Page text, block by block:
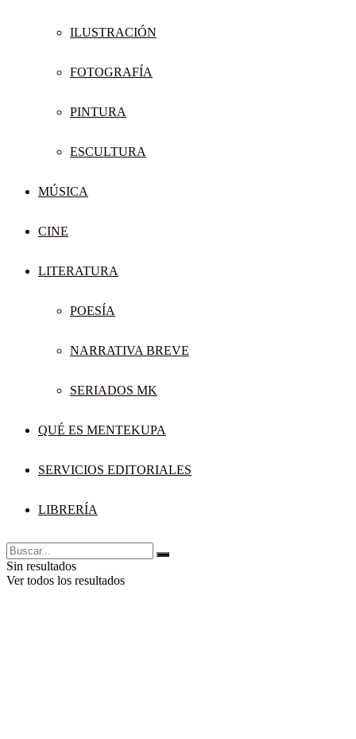
ILUSTRACIÓN
FOTOGRAFÍA
PINTURA
ESCULTURA
MÚSICA
CINE
LITERATURA
POESÍA
NARRATIVA BREVE
SERIADOS MK
QUÉ ES MENTEKUPA
SERVICIOS EDITORIALES
LIBRERÍA
Sin resultados
Ver todos los resultados